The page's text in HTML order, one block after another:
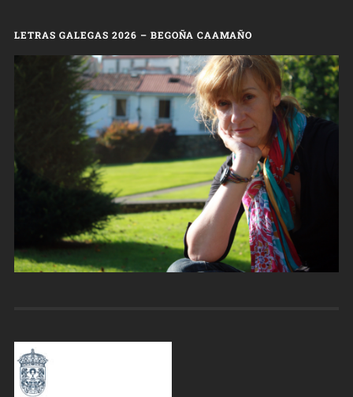
LETRAS GALEGAS 2026 – BEGOÑA CAAMAÑO